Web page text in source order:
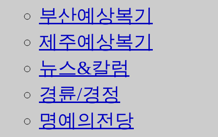
부산예상복기
제주예상복기
뉴스&칼럼
경륜/경정
명예의전당